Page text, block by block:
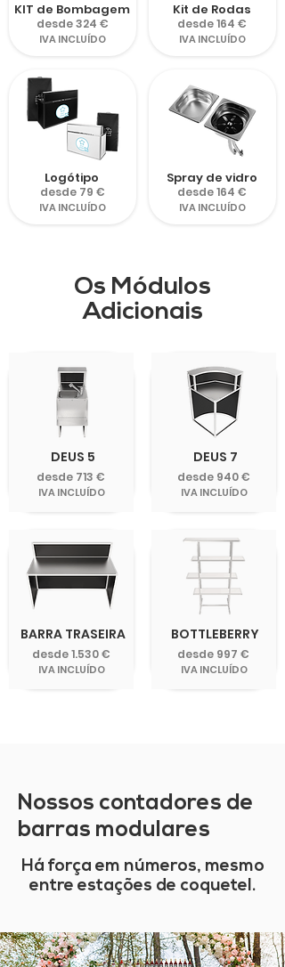
KIT de Bombagem
desde 324 €
IVA INCLUÍDO
Logótipo
desde 79 €
IVA INCLUÍDO
Kit de Rodas
desde 164 €
IVA INCLUÍDO
Spray de vidro
desde 164 €
IVA INCLUÍDO
Os Módulos
Adicionais
DEUS 5
desde 713 €
IVA INCLUÍDO
BARRA TRASEIRA
desde 1.530 €
IVA INCLUÍDO
DEUS 7
desde 940 €
IVA INCLUÍDO
BOTTLEBERRY
desde 997 €
IVA INCLUÍDO
Nossos contadores de
barras modulares
Há força em números, mesmo
entre estações de coquetel.